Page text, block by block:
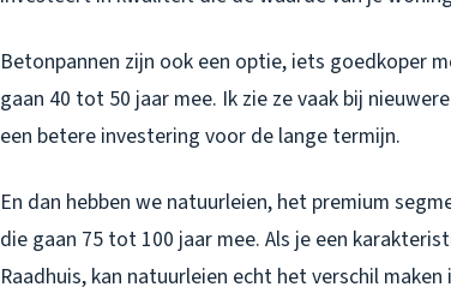
Betonpannen zijn ook een optie, iets goedkoper
gaan 40 tot 50 jaar mee. Ik zie ze vaak bij
een betere investering voor de lange termijn.
En dan hebben we natuurleien, het premium
die gaan 75 tot 100 jaar mee. Als je een
Raadhuis, kan natuurleien echt het verschil